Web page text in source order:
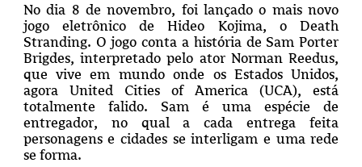
No dia 8 de novembro, foi lançado o mais novo
jogo eletrônico de Hideo Kojima, o Death
Stranding. O jogo conta a história de Sam Porter
Brigdes, interpretado pelo ator Norman Reedus,
que vive em mundo onde os Estados Unidos,
agora United Cities of America (UCA), está
totalmente falido. Sam é uma espécie de
entregador, no qual a cada entrega feita
personagens e cidades se interligam e uma rede
se forma.